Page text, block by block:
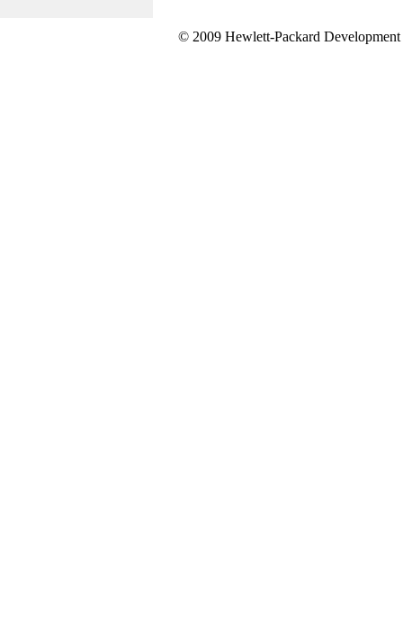
© 2009 Hewlett-Packard Development